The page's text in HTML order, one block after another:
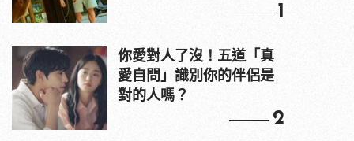
1
你愛對人了沒！五道「真
愛自問」識別你的伴侶是
對的人嗎？
2